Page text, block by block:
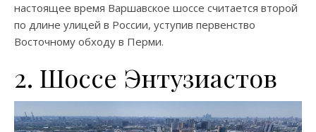
настоящее время Варшавское шоссе считается второй
по длине улицей в России, уступив первенство
Восточному обходу в Перми.
2. Шоссе Энтузиастов